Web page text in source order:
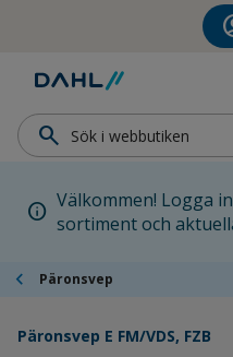
Hoppa till huvudinnehållet
search
info Välkommen! Logga
sortiment och
chevron_left Päronsvep
Päronsvep E FM/VDS, FZB